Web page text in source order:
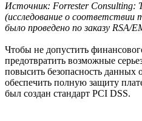
Источник: Forrester Consulting:
(исследование о
было проведено по заказу RSA/
Чтобы не допустить
предотвратить возможные
повысить безопасность данных
обеспечить полную защиту
был создан стандарт PCI DSS.